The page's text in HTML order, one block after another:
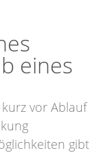
eines
vor Ablauf
gibt